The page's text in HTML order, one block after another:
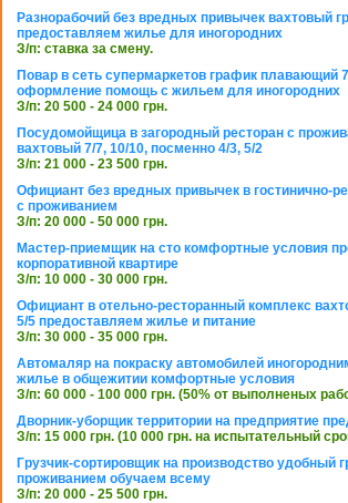
Разнорабочий без вредных привычек вахтовый
предоставляем жилье для иногородних
З/п: ставка за смену.
Повар в сеть супермаркетов график плавающий
оформление помощь с жильем для иногородних
З/п: 20 500 - 24 000 грн.
Посудомойщица в загородный ресторан с
вахтовый 7/7, 10/10, посменно 4/3, 5/2
З/п: 21 000 - 23 500 грн.
Официант без вредных привычек в гостинично-
с проживанием
З/п: 20 000 - 50 000 грн.
Мастер-приемщик на сто комфортные условия
корпоративной квартире
З/п: 10 000 - 30 000 грн.
Официант в отельно-ресторанный комплекс
5/5 предоставляем жилье и питание
З/п: 30 000 - 35 000 грн.
Автомаляр на покраску автомобилей
жилье в общежитии комфортные условия
З/п: 60 000 - 100 000 грн. (50% от выполненых
Дворник-уборщик территории на предприятие
З/п: 15 000 грн. (10 000 грн. на испытательный
Грузчик-сортировщик на производство удобный
проживанием обучаем всему
З/п: 20 000 - 25 500 грн.